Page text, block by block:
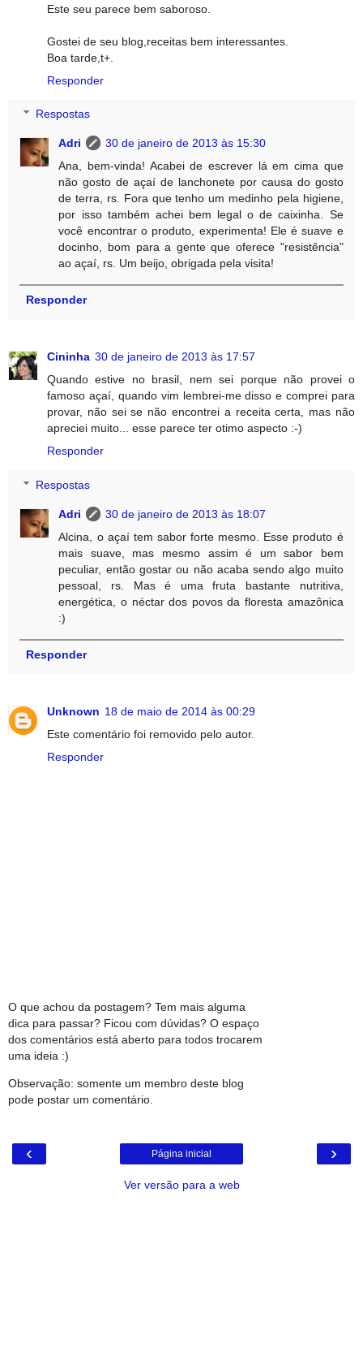
Este seu parece bem saboroso.
Gostei de seu blog,receitas bem interessantes.
Boa tarde,t+.
Responder
Respostas
Adri
30 de janeiro de 2013 às 15:30
Ana, bem-vinda! Acabei de escrever lá em cima que
não gosto de açaí de lanchonete por causa do gosto
de terra, rs. Fora que tenho um medinho pela higiene,
por isso também achei bem legal o de caixinha. Se
você encontrar o produto, experimenta! Ele é suave e
docinho, bom para a gente que oferece "resistência"
ao açaí, rs. Um beijo, obrigada pela visita!
Responder
Cininha 30 de janeiro de 2013 às 17:57
Quando estive no brasil, nem sei porque não provei o
famoso açaí, quando vim lembrei-me disso e comprei para
provar, não sei se não encontrei a receita certa, mas não
apreciei muito... esse parece ter otimo aspecto :-)
Responder
Respostas
Adri
30 de janeiro de 2013 às 18:07
Alcina, o açaí tem sabor forte mesmo. Esse produto é
mais suave, mas mesmo assim é um sabor bem
peculiar, então gostar ou não acaba sendo algo muito
pessoal, rs. Mas é uma fruta bastante nutritiva,
energética, o néctar dos povos da floresta amazônica
:)
Responder
Unknown 18 de maio de 2014 às 00:29
Este comentário foi removido pelo autor.
Responder
O que achou da postagem? Tem mais alguma
dica para passar? Ficou com dúvidas? O espaço
dos comentários está aberto para todos trocarem
uma ideia :)
Observação: somente um membro deste blog
pode postar um comentário.
‹ ›
Página inicial
Ver versão para a web